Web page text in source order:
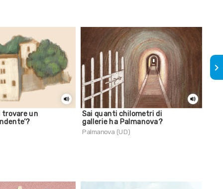
trovare un
Sai quanti chilometri di
gallerie ha Palmanova?
Palmanova (UD)
keyboard_arrow_right